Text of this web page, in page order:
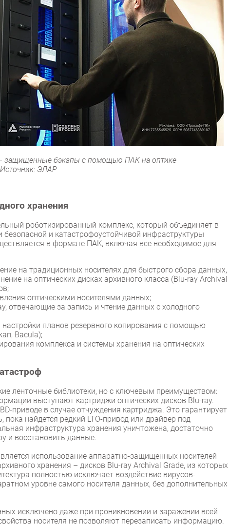
защищенные бэкапы с помощью ПАК на оптике
Источник: ЭЛАР
хранения
роботизированный комплекс, который объединяет в
и катастрофоустойчивой инфраструктуры
в формате ПАК, включая все необходимое для
на традиционных носителях для быстрого сбора данных,
на оптических дисках архивного класса (Blu-ray Archival
оптическими носителями данных;
отвечающие за запись и чтение данных с холодного
планов резервного копирования с помощью
Bacula);
комплекса и системы хранения на оптических
ленточные библиотеки, но с ключевым преимуществом:
выступают картриджи оптических дисков Blu-ray.
приводе в случае отчуждения картриджа. Это гарантирует
найдется редкий LTO-привод или драйвер под
инфраструктура хранения уничтожена, достаточно
и восстановить данные.
использование аппаратно-защищенных носителей
хранения – дисков Blu-ray Archival Grade, из которых
полностью исключает воздействие вирусов-
уровне самого носителя данных, без дополнительных
исключено даже при проникновении и заражении всей
носителя не позволяют перезаписать информацию.